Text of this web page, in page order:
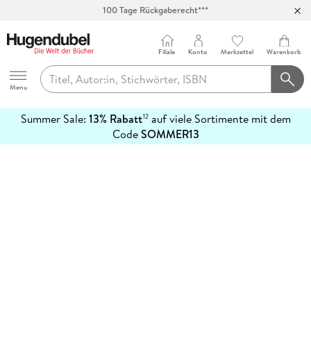
100 Tage Rückgaberecht***
Hugendubel
Menu
Filiale Konto Merkzettel Warenkorb
Summer Sale: 13% Rabatt12auf viele Sortimente mit dem
CodeSOMMER13
erfahren